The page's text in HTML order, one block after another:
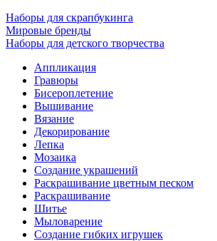
Наборы для скрапбукинга
Мировые бренды
Наборы для детского творчества
Аппликация
Гравюры
Бисероплетение
Вышивание
Вязание
Декорирование
Лепка
Мозаика
Создание украшений
Раскрашивание цветным песком
Раскрашивание
Шитье
Мыловарение
Создание гибких игрушек